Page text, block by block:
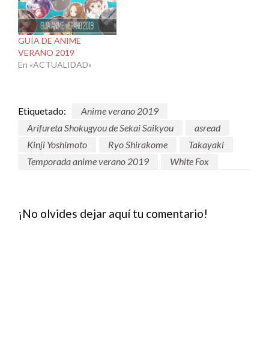
GUÍA DE ANIME
VERANO 2019
En «ACTUALIDAD»
Etiquetado:
Anime verano 2019
Arifureta Shokugyou de Sekai Saikyou
asread
Kinji Yoshimoto
Ryo Shirakome
Takayaki
Temporada anime verano 2019
White Fox
¡No olvides dejar aquí tu comentario!